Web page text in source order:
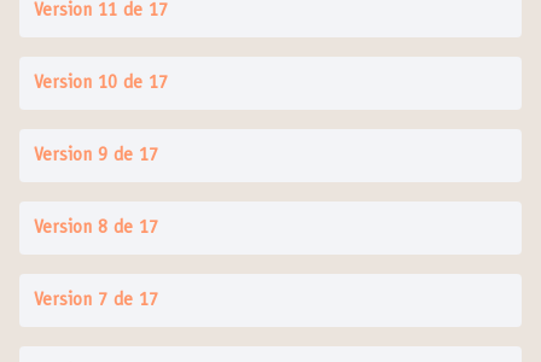
Version 11 de 17
Version 10 de 17
Version 9 de 17
Version 8 de 17
Version 7 de 17